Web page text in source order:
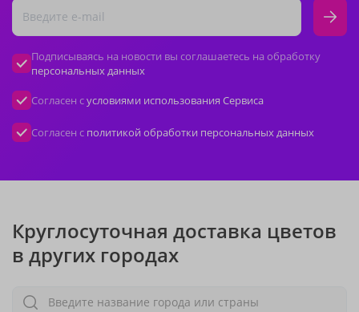
Подписываясь на новости вы соглашаетесь на обработку
персональных данных
Согласен сусловиями использования Сервиса
Согласен с политикой обработки персональных данных
Круглосуточная доставка цветов
в других городах
Введите название города или страны